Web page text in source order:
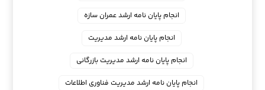
انجام پایان نامه ارشد عمران سازه
انجام پایان نامه ارشد مدیریت
انجام پایان نامه ارشد مدیریت بازرگانی
انجام پایان نامه ارشد مدیریت فناوری اطلاعات